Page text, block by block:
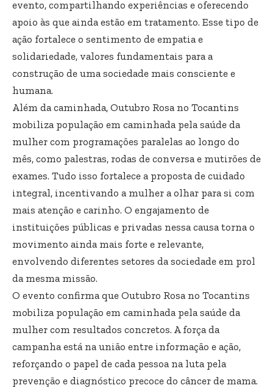
evento, compartilhando experiências e oferecendo
apoio às que ainda estão em tratamento. Esse tipo de
ação fortalece o sentimento de empatia e
solidariedade, valores fundamentais para a
construção de uma sociedade mais consciente e
humana.
Além da caminhada, Outubro Rosa no Tocantins
mobiliza população em caminhada pela saúde da
mulher com programações paralelas ao longo do
mês, como palestras, rodas de conversa e mutirões de
exames. Tudo isso fortalece a proposta de cuidado
integral, incentivando a mulher a olhar para si com
mais atenção e carinho. O engajamento de
instituições públicas e privadas nessa causa torna o
movimento ainda mais forte e relevante,
envolvendo diferentes setores da sociedade em prol
da mesma missão.
O evento confirma que Outubro Rosa no Tocantins
mobiliza população em caminhada pela saúde da
mulher com resultados concretos. A força da
campanha está na união entre informação e ação,
reforçando o papel de cada pessoa na luta pela
prevenção e diagnóstico precoce do câncer de mama.